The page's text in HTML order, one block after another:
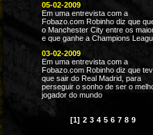
05-02-2009
Em uma entrevista com a
Fobazo.com Robinho diz que
o Manchester City entre os
e que ganhe a Champions
03-02-2009
Em uma entrevista com a
Fobazo.com Robinho diz que
que sair do Real Madrid, para
perseguir o sonho de ser o
jogador do mundo
[1] 2 3 4 5 6 7 8 9